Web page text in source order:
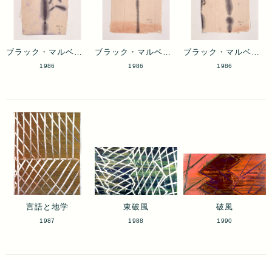
ブラック・マルベリー 6
1986
ブラック・マルベリー 7
1986
ブラック・マルベリー 8
1986
言語と地学
1987
東破風
1988
破風
1990